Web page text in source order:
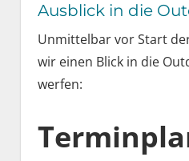
Ausblick in die
Unmittelbar vor Start
wir einen Blick in die
werfen: